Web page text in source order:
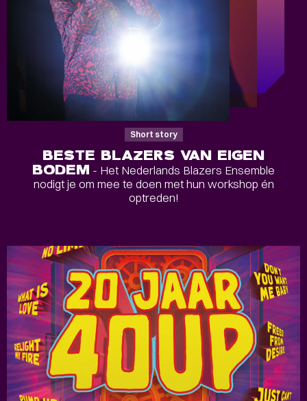
Short story
BESTE BLAZERS VAN EIGEN
BODEM - Het Nederlands Blazers Ensemble
nodigt je om mee te doen met hun workshop én
optreden!